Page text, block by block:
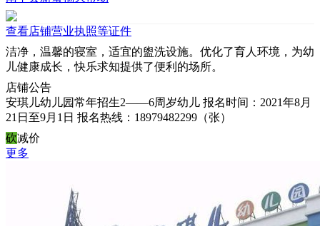
查看店铺营业执照等证件
洁净，温馨的寝室，适宜的盥洗设施。优化了育人环境，为幼
儿健康成长，快乐求知提供了便利的场所。
店铺公告
安琪儿幼儿园常年招生2――6周岁幼儿 报名时间：2021年8月
21日至9月1日 报名热线：18979482299（张）
砍减价
更多